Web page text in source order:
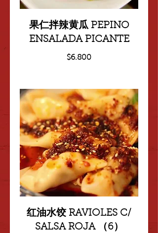
果仁拌辣黄瓜 PEPINO
ENSALADA PICANTE
$6.800
红油水饺 RAVIOLES C/
SALSA ROJA （6）